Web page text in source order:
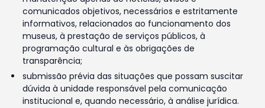
comunicados objetivos, necessários e estritamente
informativos, relacionados ao funcionamento dos
museus, à prestação de serviços públicos, à
programação cultural e às obrigações de
transparência;
submissão prévia das situações que possam suscitar
dúvida à unidade responsável pela comunicação
institucional e, quando necessário, à análise jurídica.